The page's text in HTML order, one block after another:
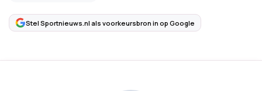
Stel Sportnieuws.nl als voorkeursbron in op Google